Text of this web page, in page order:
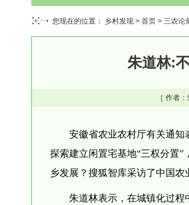
您现在的位置： 乡村发现 > 首页 > 三农论
朱道林:
［ 作者：
安徽省农业农村厅有关通知
探索建立闲置宅基地“三权分置
乡发展？搜狐智库采访了中国农
朱道林表示，在城镇化过程